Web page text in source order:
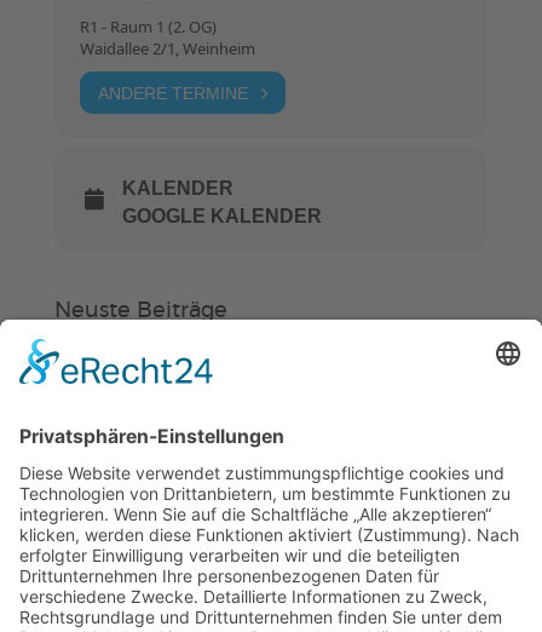
R1 - Raum 1 (2. OG)
Waidallee 2/1, Weinheim
ANDERE TERMINE
KALENDER
GOOGLE KALENDER
Neuste Beiträge
Verein
ab 13 Uhr geschlossen
„Am Ende bekommt jeder ein
Schwimmabzeichen“